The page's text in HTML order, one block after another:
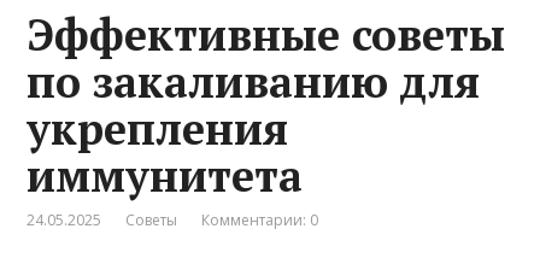
Эффективные советы
по закаливанию для
укрепления
иммунитета
24.05.2025 Советы Комментарии: 0